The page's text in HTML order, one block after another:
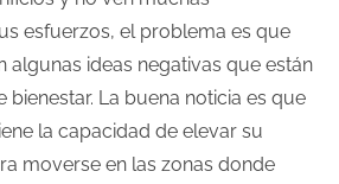
esfuerzos, el problema es que
algunas ideas negativas que están
La buena noticia es que
la capacidad de elevar su
moverse en las zonas donde